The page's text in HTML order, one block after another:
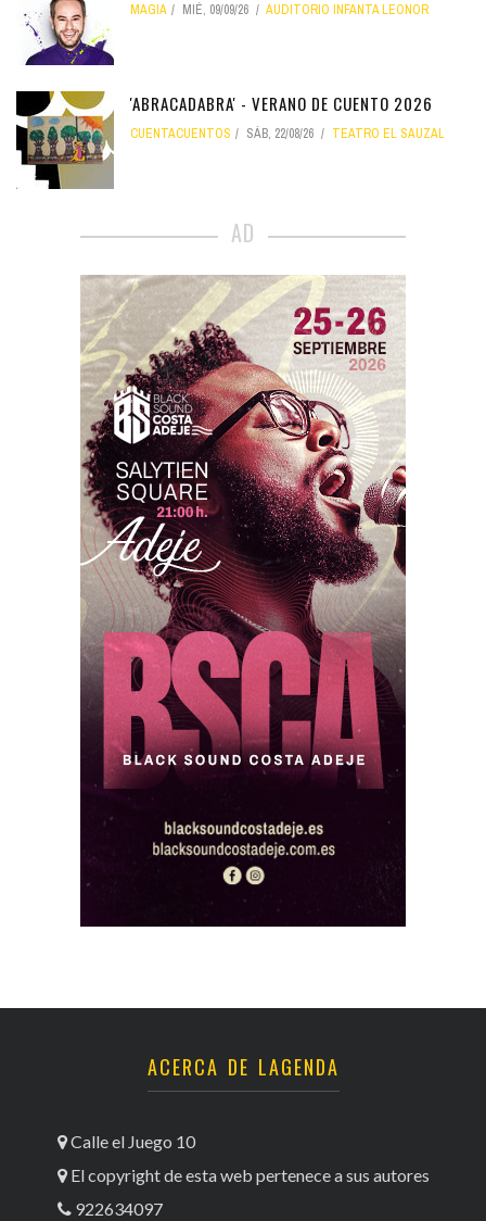
MAGIA MIÉ, 09/09/26 AUDITORIO INFANTA LEONOR
'ABRACADABRA' - VERANO DE CUENTO 2026
CUENTACUENTOS SÁB, 22/08/26 TEATRO EL SAUZAL
AD
ACERCA DE LAGENDA
Calle el Juego 10
El copyright de esta web pertenece a sus autores
922634097